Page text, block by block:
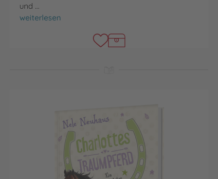
und …
Das große Geschichtenfest
weiterlesen